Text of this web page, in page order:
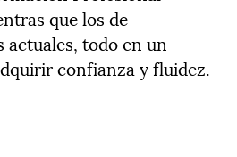
que los de
actuales, todo en un
confianza y fluidez.